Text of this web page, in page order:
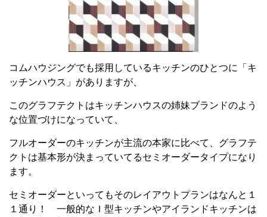
コムハウジングでも採用しているキッチンのひとつに「キ
ッチンハウス」がありますが、
このグラフテクトはキッチンハウスの姉妹ブランドのよう
な位置づけになっていて、
フルオーダーのキッチンが主流の本家に比べて、グラフテ
クトは基本形が決まっていてるセミオーダータイプになり
ます。
セミオーダーといってもそのレイアウトプランはなんと１
１通り！ 一般的なＩ型キッチンやアイランドキッチンは